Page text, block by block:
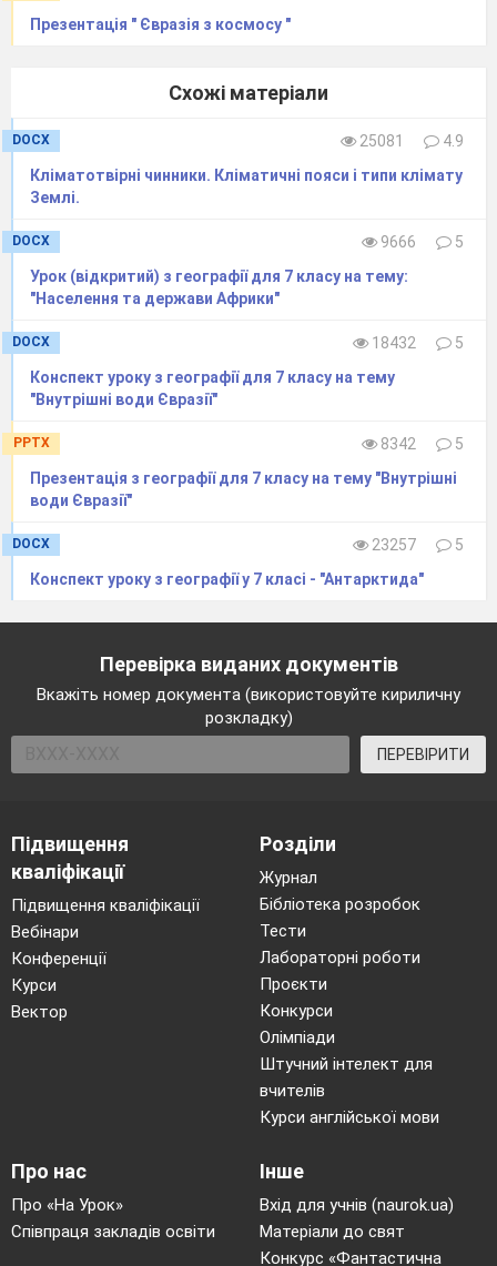
Презентація " Євразія з космосу "
Схожі матеріали
DOCX 25081
4.9
Кліматотвірні чинники. Кліматичні пояси і типи клімату
Землі.
DOCX 9666
5
Урок (відкритий) з географії для 7 класу на тему:
"Населення та держави Африки"
DOCX 18432
5
Конспект уроку з географії для 7 класу на тему
"Внутрішні води Євразії"
PPTX 8342
5
Презентація з географії для 7 класу на тему "Внутрішні
води Євразії"
DOCX 23257
5
Конспект уроку з географії у 7 класі - "Антарктида"
Перевірка виданих документів
Вкажіть номер документа (використовуйте кириличну
розкладку)
ПЕРЕВІРИТИ
Підвищення
кваліфікації
Підвищення кваліфікації
Вебінари
Конференції
Курси
Вектор
Розділи
Журнал
Бібліотека розробок
Тести
Лабораторні роботи
Проєкти
Конкурси
Олімпіади
Штучний інтелект для
вчителів
Курси англійської мови
Про нас
Про «На Урок»
Співпраця закладів освіти
Інше
Вхід для учнів (naurok.ua)
Матеріали до свят
Конкурс «Фантастична